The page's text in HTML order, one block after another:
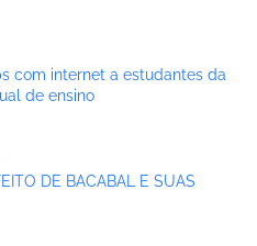
com internet a estudantes da
de ensino
DE BACABAL E SUAS